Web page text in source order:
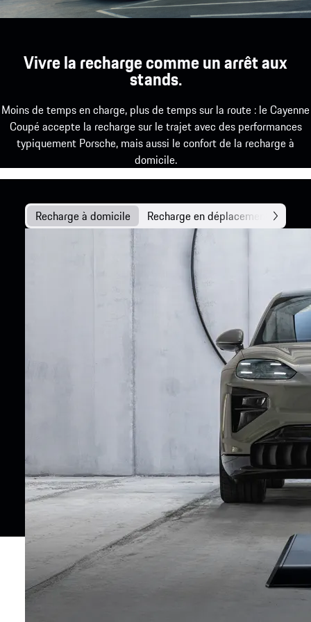
Vivre la recharge comme un arrêt aux
stands.
Moins de temps en charge, plus de temps sur la route : le Cayenne
Coupé accepte la recharge sur le trajet avec des performances
typiquement Porsche, mais aussi le confort de la recharge à
domicile.
Recharge à domicile Recharge en déplacement